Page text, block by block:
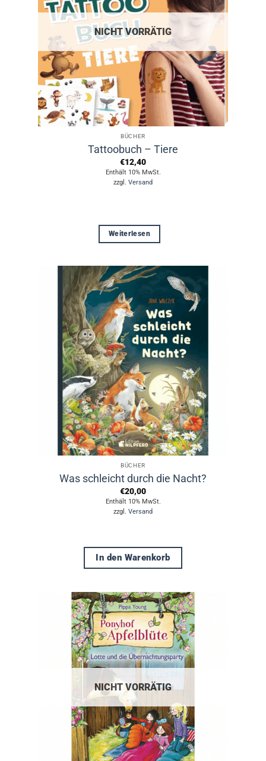
Optionen
können
auf
der
Produktseite
gewählt
werden
NICHT VORRÄTIG
BÜCHER
Tattoobuch – Tiere
€12,40
Enthält 10% MwSt.
zzgl. Versand
Weiterlesen
BÜCHER
Was schleicht durch die Nacht?
€20,00
Enthält 10% MwSt.
zzgl. Versand
In den Warenkorb
NICHT VORRÄTIG